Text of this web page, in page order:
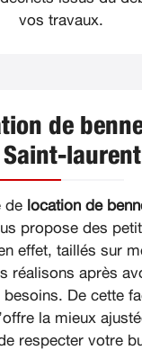
vos travaux.
de
de location de
propose des
effet, taillés sur
réalisons après
De cette
la mieux
respecter votre